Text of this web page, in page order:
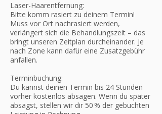
Laser-Haarentfernung:
Bitte komm rasiert zu deinem Termin!
Muss vor Ort nachrasiert werden,
verlängert sich die Behandlungszeit – das
bringt unseren Zeitplan durcheinander. Je
nach Zone kann dafür eine Zusatzgebühr
anfallen.
Terminbuchung:
Du kannst deinen Termin bis 24 Stunden
vorher kostenlos absagen. Wenn du später
absagst, stellen wir dir 50 % der gebuchten